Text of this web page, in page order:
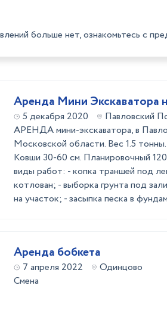
больше нет, ознакомьтесь с
Аренда Мини Экскаватора
5 декабря 2020
Павловский
АРЕНДА мини-экскаватора, в
Московской области. Вес 1.5
Ковши 30-60 см. Планировочный
виды работ: - копка траншей под
котлован; - выборка грунта под
на участок; - засыпка песка в
Аренда бобкета
7 апреля 2022
Одинцово
Смена